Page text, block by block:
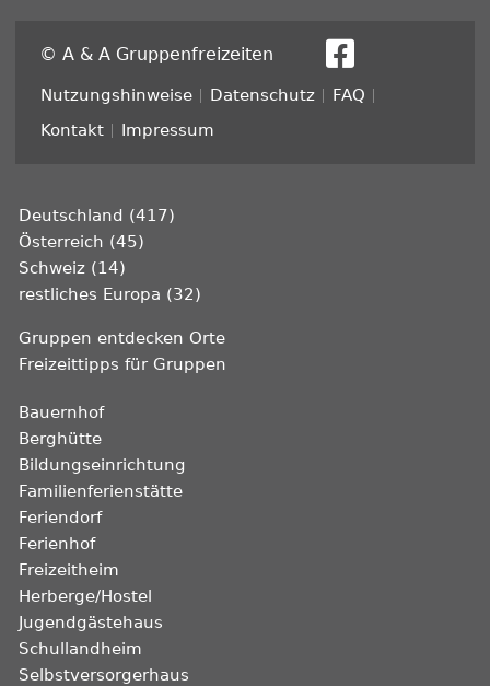
© A & A Gruppenfreizeiten
Fußzeile
Nutzungshinweise Datenschutz
FAQ
Kontakt
Impressum
Deutschland (417)
Österreich (45)
Schweiz (14)
restliches Europa (32)
Gruppen entdecken Orte
Freizeittipps für Gruppen
Bauernhof
Berghütte
Bildungseinrichtung
Familienferienstätte
Feriendorf
Ferienhof
Freizeitheim
Herberge/Hostel
Jugendgästehaus
Schullandheim
Selbstversorgerhaus